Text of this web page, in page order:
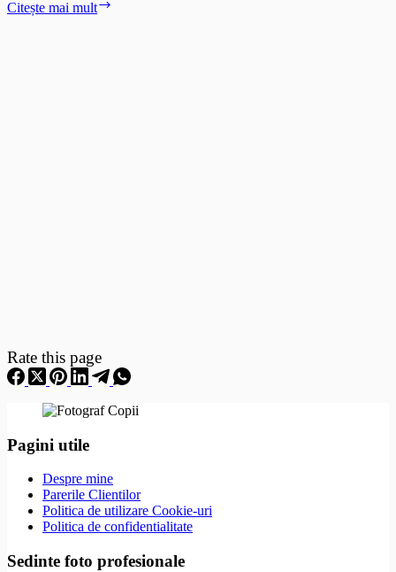
Citește mai mult
Rate this page
Pagini utile
Despre mine
Parerile Clientilor
Politica de utilizare Cookie-uri
Politica de confidentialitate
Sedinte foto profesionale